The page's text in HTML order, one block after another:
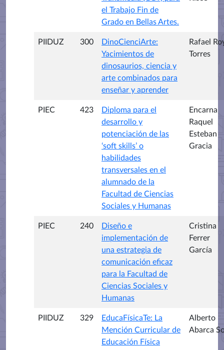
el Trabajo Fin de
Grado en Bellas Artes.
PIIDUZ 300
DinoCienciArte:
Yacimientos de
dinosaurios, ciencia y
arte combinados para
enseñar y aprender
Rafael
Torres
PIEC 423
Diploma para el
desarrollo y
potenciación de las
‘soft skills’ o
habilidades
transversales en el
alumnado de la
Facultad de Ciencias
Sociales y Humanas
Encarna
Raquel
Esteban
Gracia
PIEC 240
Diseño e
implementación de
una estrategia de
comunicación eficaz
para la Facultad de
Ciencias Sociales y
Humanas
Cristina
Ferrer
García
PIIDUZ 329
EducaFísicaTe: La
Mención Curricular de
Educación Física
Alberto
Abarca